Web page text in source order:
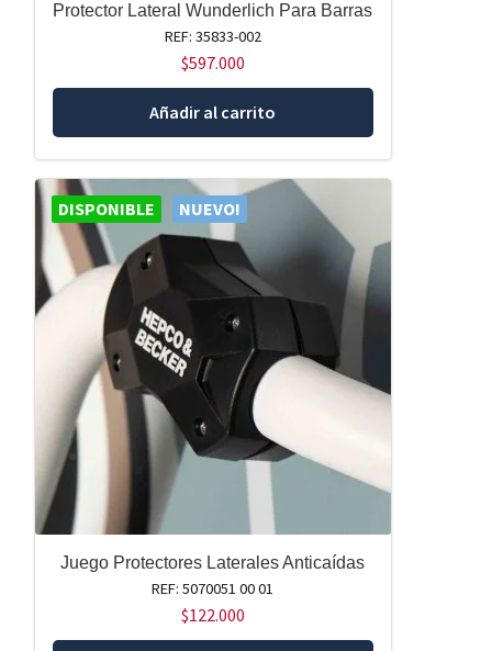
Protector Lateral Wunderlich Para Barras
REF: 35833-002
$597.000
Añadir al carrito
DISPONIBLE NUEVO!
Juego Protectores Laterales Anticaídas
REF: 5070051 00 01
$122.000